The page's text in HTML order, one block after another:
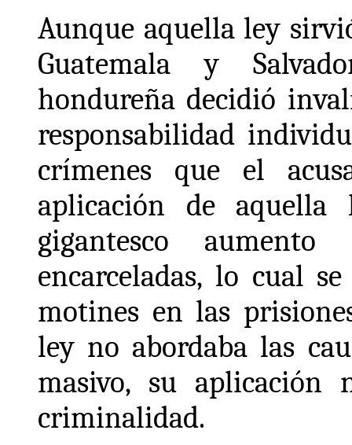
Aunque aquella ley
Guatemala y
hondureña decidió
responsabilidad
crímenes que el
aplicación de
gigantesco
encarceladas, lo cual
motines en las
ley no abordaba las
masivo, su
criminalidad.